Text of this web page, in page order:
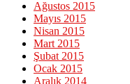
Ağustos 2015
Mayıs 2015
Nisan 2015
Mart 2015
Şubat 2015
Ocak 2015
Aralık 2014